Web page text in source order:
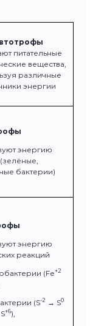
питательные
вещества,
различные
энергии
энергию
бактерии)
энергию
реакций
(Fe+2
(S-2 → S0
+6),